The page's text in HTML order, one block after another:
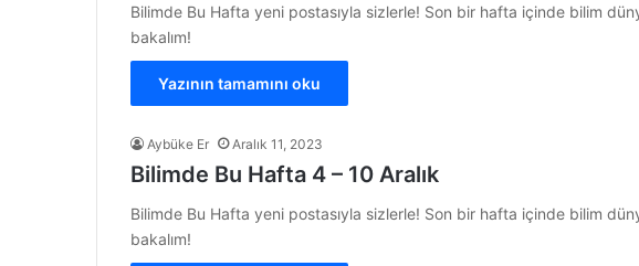
Bilimde Bu Hafta yeni postasıyla sizlerle! Son bir hafta içinde bilim
bakalım!
Yazının tamamını oku
Aybüke Er Aralık 11, 2023
Bilimde Bu Hafta 4 – 10 Aralık
Bilimde Bu Hafta yeni postasıyla sizlerle! Son bir hafta içinde bilim
bakalım!